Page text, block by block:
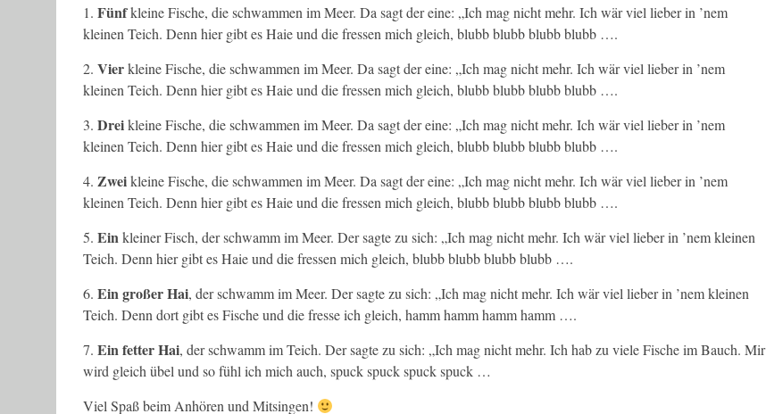
1. Fünfkleine Fische, die schwammen im Meer. Da sagt der eine: „Ich mag nicht mehr. Ich wär viel lieber in ’nem
kleinen Teich. Denn hier gibt es Haie und die fressen mich gleich, blubb blubb blubb blubb ….
2. Vierkleine Fische, die schwammen im Meer. Da sagt der eine: „Ich mag nicht mehr. Ich wär viel lieber in ’nem
kleinen Teich. Denn hier gibt es Haie und die fressen mich gleich, blubb blubb blubb blubb ….
3. Dreikleine Fische, die schwammen im Meer. Da sagt der eine: „Ich mag nicht mehr. Ich wär viel lieber in ’nem
kleinen Teich. Denn hier gibt es Haie und die fressen mich gleich, blubb blubb blubb blubb ….
4. Zweikleine Fische, die schwammen im Meer. Da sagt der eine: „Ich mag nicht mehr. Ich wär viel lieber in ’nem
kleinen Teich. Denn hier gibt es Haie und die fressen mich gleich, blubb blubb blubb blubb ….
5. Einkleiner Fisch, der schwamm im Meer. Der sagte zu sich: „Ich mag nicht mehr. Ich wär viel lieber in ’nem kleinen
Teich. Denn hier gibt es Haie und die fressen mich gleich, blubb blubb blubb blubb ….
6. Ein großer Hai, der schwamm im Meer. Der sagte zu sich: „Ich mag nicht mehr. Ich wär viel lieber in ’nem kleinen
Teich. Denn dort gibt es Fische und die fresse ich gleich, hamm hamm hamm hamm ….
7. Ein fetter Hai, der schwamm im Teich. Der sagte zu sich: „Ich mag nicht mehr. Ich hab zu viele Fische im Bauch. Mir
wird gleich übel und so fühl ich mich auch, spuck spuck spuck spuck …
Viel Spaß beim Anhören und Mitsingen!